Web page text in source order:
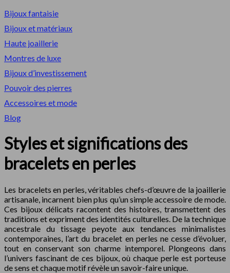
Bijoux fantaisie
Bijoux et matériaux
Haute joaillerie
Montres de luxe
Bijoux d’investissement
Pouvoir des pierres
Accessoires et mode
Blog
Styles et significations des
bracelets en perles
Les bracelets en perles, véritables chefs-d’œuvre de la joaillerie
artisanale, incarnent bien plus qu’un simple accessoire de mode.
Ces bijoux délicats racontent des histoires, transmettent des
traditions et expriment des identités culturelles. De la technique
ancestrale du tissage peyote aux tendances minimalistes
contemporaines, l’art du bracelet en perles ne cesse d’évoluer,
tout en conservant son charme intemporel. Plongeons dans
l’univers fascinant de ces bijoux, où chaque perle est porteuse
de sens et chaque motif révèle un savoir-faire unique.